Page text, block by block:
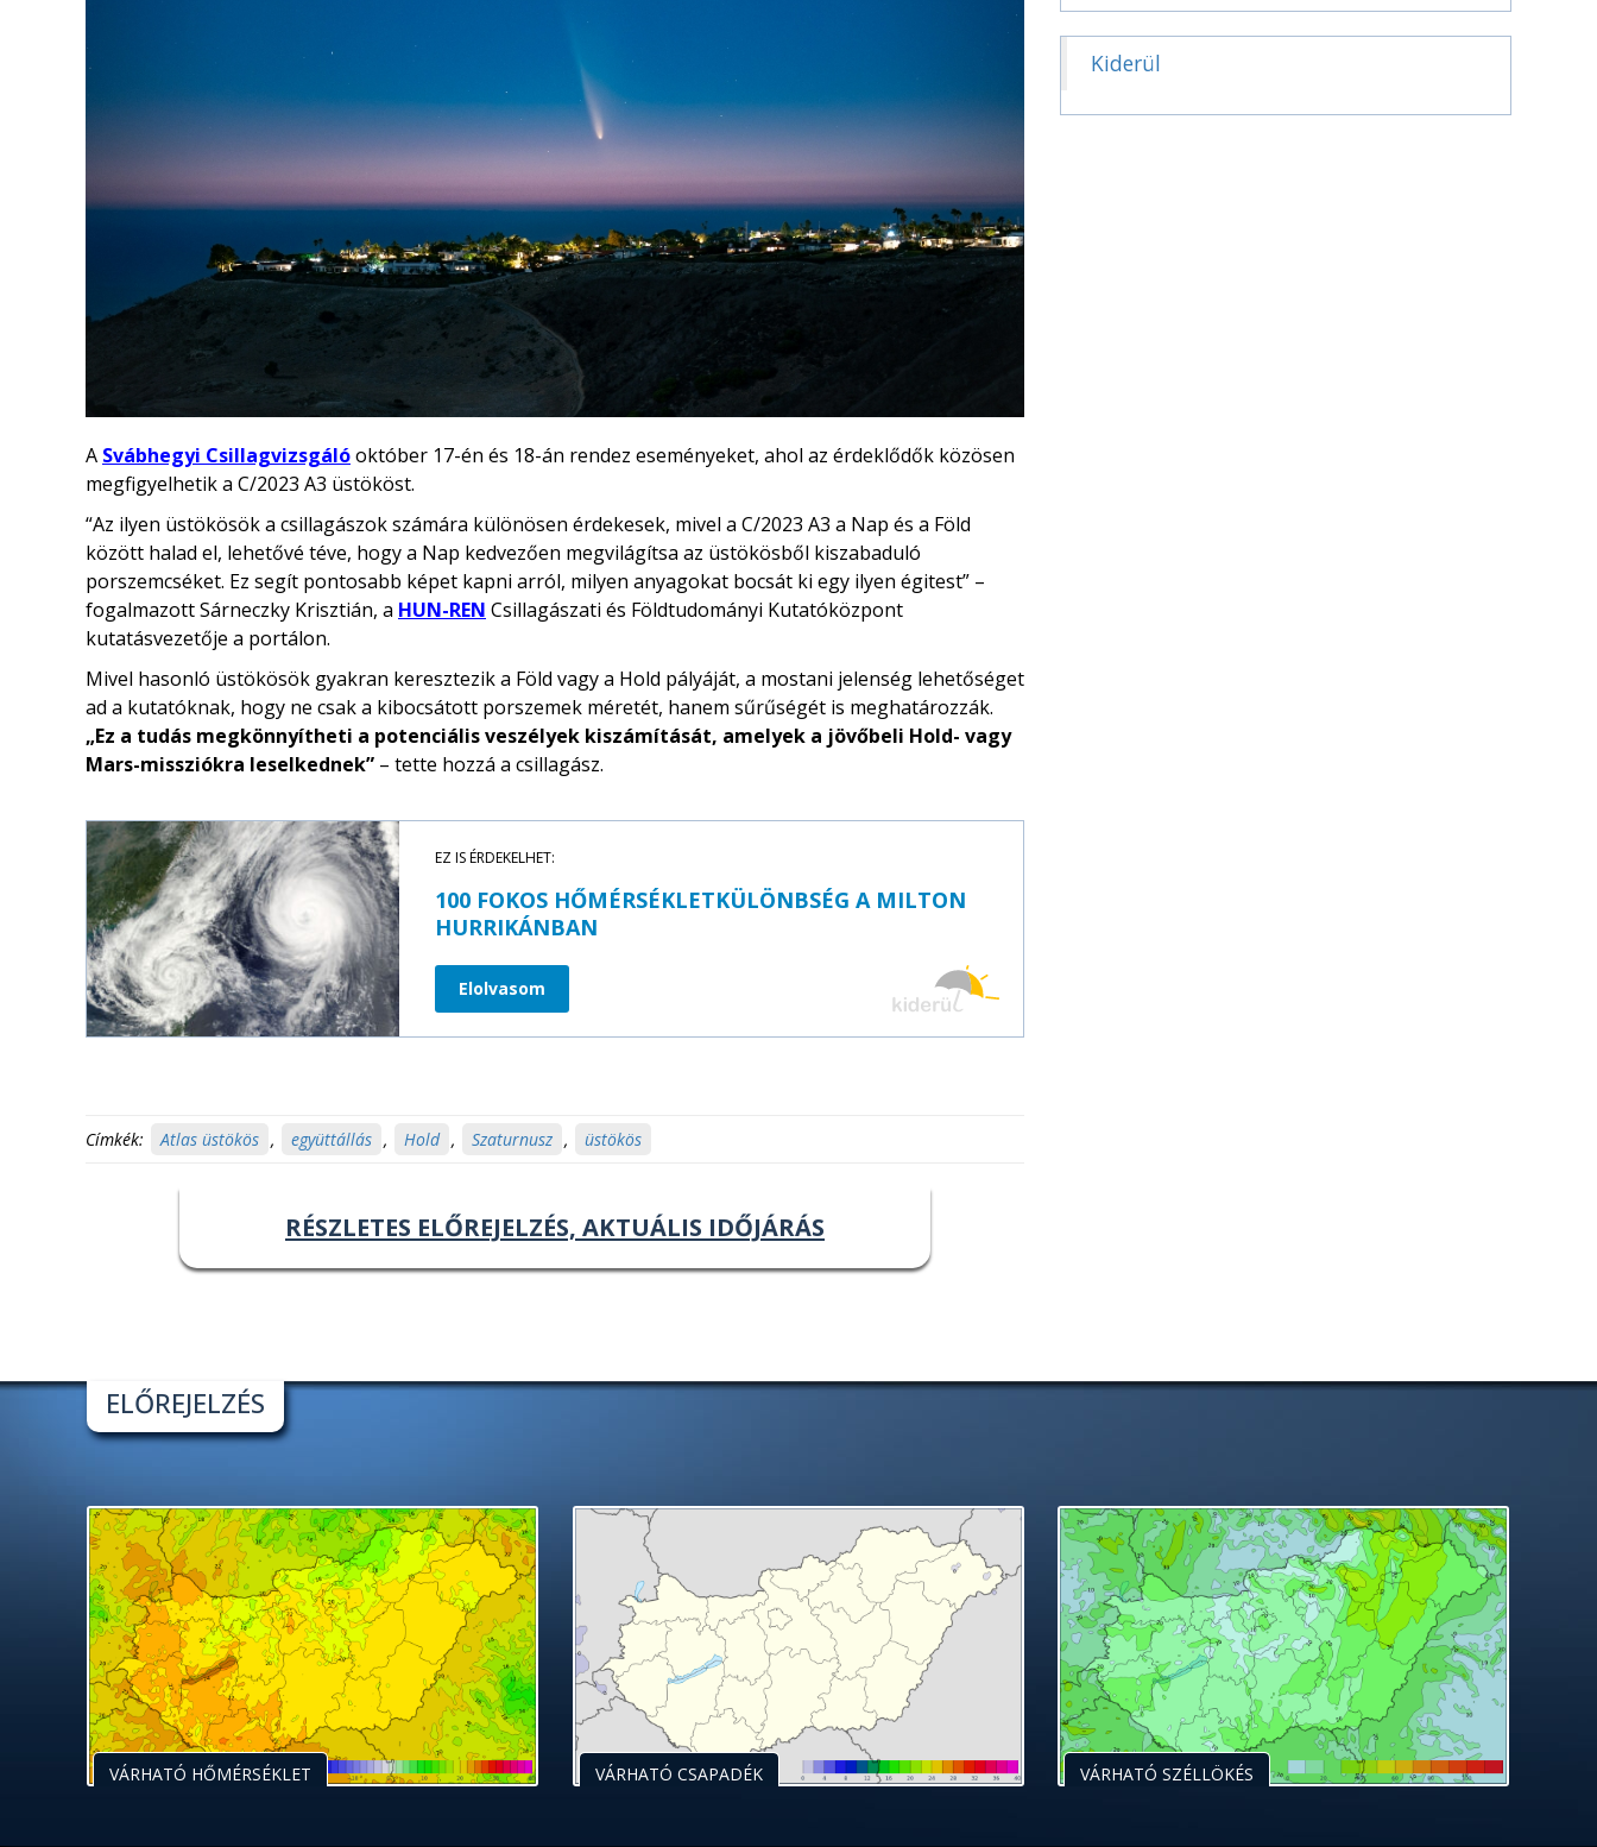
A Svábhegyi Csillagvizsgálóoktóber 17-én és 18-án rendez eseményeket, ahol az érdeklődők közösen
megfigyelhetik a C/2023 A3 üstököst.
“Az ilyen üstökösök a csillagászok számára különösen érdekesek, mivel a C/2023 A3 a Nap és a Föld
között halad el, lehetővé téve, hogy a Nap kedvezően megvilágítsa az üstökösből kiszabaduló
porszemcséket. Ez segít pontosabb képet kapni arról, milyen anyagokat bocsát ki egy ilyen égitest” –
fogalmazott Sárneczky Krisztián, a HUN-REN Csillagászati és Földtudományi Kutatóközpont
kutatásvezetője a portálon.
Mivel hasonló üstökösök gyakran keresztezik a Föld vagy a Hold pályáját, a mostani jelenség lehetőséget
ad a kutatóknak, hogy ne csak a kibocsátott porszemek méretét, hanem sűrűségét is meghatározzák.
„Ez a tudás megkönnyítheti a potenciális veszélyek kiszámítását, amelyek a jövőbeli Hold- vagy
Mars-missziókra leselkednek” – tette hozzá a csillagász.
EZ IS ÉRDEKELHET:
100 FOKOS HŐMÉRSÉKLETKÜLÖNBSÉG A MILTON
HURRIKÁNBAN
Elolvasom
Címkék: Atlas üstökös , együttállás , Hold , Szaturnusz , üstökös
RÉSZLETES ELŐREJELZÉS, AKTUÁLIS IDŐJÁRÁS
Kiderül
ELŐREJELZÉS
VÁRHATÓ HŐMÉRSÉKLET VÁRHATÓ CSAPADÉK VÁRHATÓ SZÉLLÖKÉS